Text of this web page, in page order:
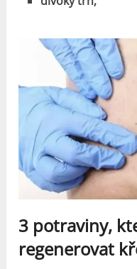
3 potraviny,
regenerovat